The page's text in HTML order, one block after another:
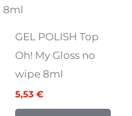
GEL POLISH Top
Oh! My Gloss no
wipe 8ml
era:
6,91 €.
5,53€